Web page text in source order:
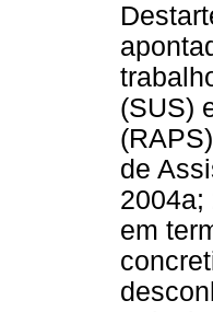
(SUS)
de
2004a;
em